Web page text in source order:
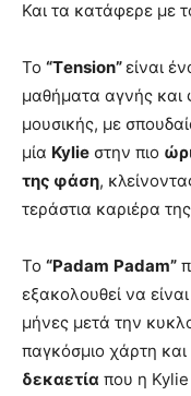
Και τα κατάφερε με
Το “Τension”είναι
μαθήματα αγνής και
μουσικής, με
μία Kylie στην πιο
της φάση,
τεράστια καριέρα
Το “Padam Padam”
εξακολουθεί να
μήνες μετά την
παγκόσμιο χάρτη
δεκαετία που η